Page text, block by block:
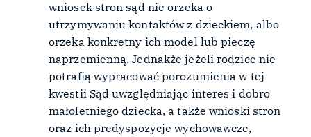
wniosek stron sąd nie orzeka o
utrzymywaniu kontaktów z dzieckiem, albo
orzeka konkretny ich model lub pieczę
naprzemienną. Jednakże jeżeli rodzice nie
potrafią wypracować porozumienia w tej
kwestii Sąd uwzględniając interes i dobro
małoletniego dziecka, a także wnioski stron
oraz ich predyspozycje wychowawcze,